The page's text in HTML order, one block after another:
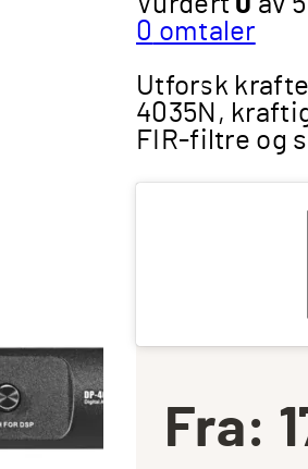
0 omtaler
Utforsk
4035N,
FIR-filtre og
Fra: